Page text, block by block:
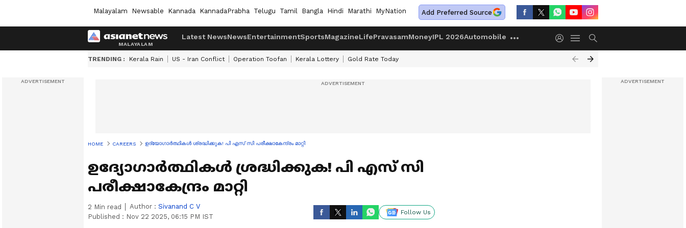
Malayalam Newsable Kannada KannadaPrabha Telugu Tamil Bangla Hindi Marathi MyNation Add Preferred Source
Latest NewsNewsEntertainmentSportsMagazineLifePravasamMoneyIPL 2026Automobile
TRENDING : Kerala Rain US - Iran Conflict Operation Toofan Kerala Lottery Gold Rate Today
HOME CAREERS ഉദ്യോഗാർത്ഥികൾ ശ്രദ്ധിക്കുക! പി എസ് സി പരീക്ഷാകേന്ദ്രം മാറ്റി
ഉദ്യോഗാർത്ഥികൾ ശ്രദ്ധിക്കുക! പി എസ് സി
പരീക്ഷാകേന്ദ്രം മാറ്റി
2 Min read Author : Sivanand C V
Published : Nov 22 2025, 06:15 PM IST
Follow Us